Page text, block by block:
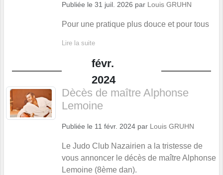
Publiée le 31 juil. 2026 par Louis GRUHN
Pour une pratique plus douce et pour tous
Lire la suite
févr.
2024
Dècès de maître Alphonse
Lemoine
Publiée le 11 févr. 2024 par Louis GRUHN
Le Judo Club Nazairien a la tristesse de
vous annoncer le décès de maître Alphonse
Lemoine (8ème dan).